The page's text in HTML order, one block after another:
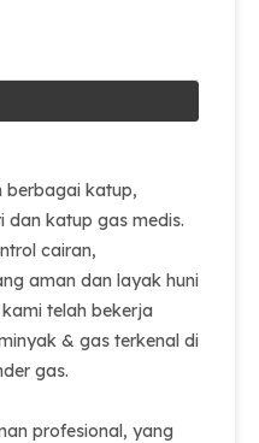
berbagai katup,
dan katup gas medis.
cairan,
aman dan layak huni
telah bekerja
& gas terkenal di
gas.
profesional, yang